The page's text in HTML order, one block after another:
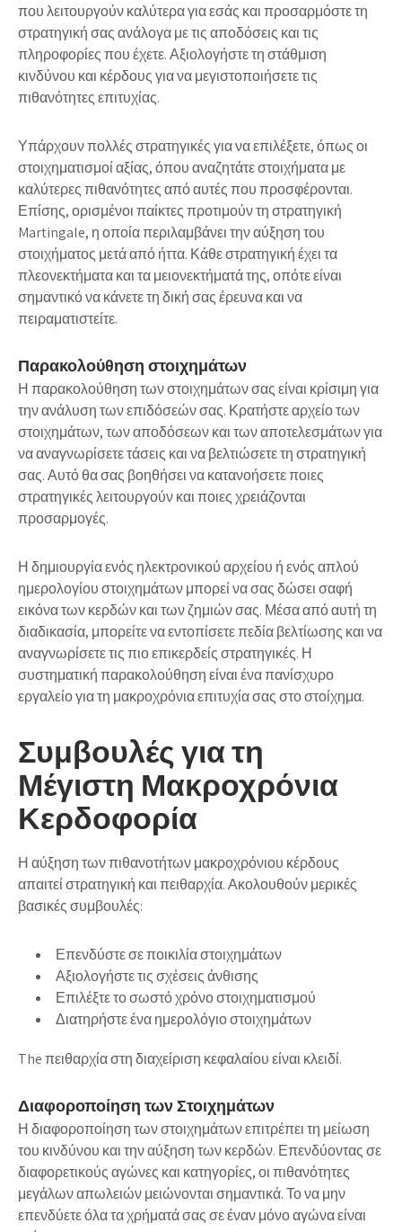
που λειτουργούν καλύτερα για εσάς και προσαρμόστε τη
στρατηγική σας ανάλογα με τις αποδόσεις και τις
πληροφορίες που έχετε. Αξιολογήστε τη στάθμιση
κινδύνου και κέρδους για να μεγιστοποιήσετε τις
πιθανότητες επιτυχίας.
Υπάρχουν πολλές στρατηγικές για να επιλέξετε, όπως οι
στοιχηματισμοί αξίας, όπου αναζητάτε στοιχήματα με
καλύτερες πιθανότητες από αυτές που προσφέρονται.
Επίσης, ορισμένοι παίκτες προτιμούν τηστρατηγική
Martingale, η οποία περιλαμβάνει την αύξηση του
στοιχήματος μετά από ήττα. Κάθε στρατηγική έχει τα
πλεονεκτήματα και τα μειονεκτήματά της, οπότε είναι
σημαντικό να κάνετε τη δική σας έρευνα και να
πειραματιστείτε.
Παρακολούθηση στοιχημάτων
Η παρακολούθηση των στοιχημάτων σας είναι κρίσιμη για
την ανάλυση των επιδόσεών σας. Κρατήστε αρχείο των
στοιχημάτων, των αποδόσεων και των αποτελεσμάτων για
να αναγνωρίσετε τάσεις και να βελτιώσετε τη στρατηγική
σας. Αυτό θα σας βοηθήσει να κατανοήσετε ποιες
στρατηγικές λειτουργούν και ποιες χρειάζονται
προσαρμογές.
Η δημιουργία ενός ηλεκτρονικού αρχείου ή ενός απλού
ημερολογίου στοιχημάτων μπορεί να σας δώσει σαφή
εικόνα των κερδών και των ζημιών σας. Μέσα από αυτή τη
διαδικασία, μπορείτε να εντοπίσετε πεδία βελτίωσης και να
αναγνωρίσετε τις πιο επικερδείς στρατηγικές. Η
συστηματική παρακολούθηση είναι ένα πανίσχυρο
εργαλείο για τη μακροχρόνια επιτυχία σας στο στοίχημα.
Συμβουλές για τη
Μέγιστη Μακροχρόνια
Κερδοφορία
Η αύξηση των πιθανοτήτων μακροχρόνιου κέρδους
απαιτεί στρατηγική και πειθαρχία. Ακολουθούν μερικές
βασικές συμβουλές:
Επενδύστε σεποικιλία στοιχημάτων
Αξιολογήστε τιςσχέσεις άνθισης
Επιλέξτε το σωστόχρόνο στοιχηματισμού
Διατηρήστε έναημερολόγιο στοιχημάτων
The πειθαρχία στη διαχείριση κεφαλαίου είναι κλειδί.
Διαφοροποίηση των Στοιχημάτων
Η διαφοροποίηση των στοιχημάτων επιτρέπει τη μείωση
του κινδύνου και την αύξηση των κερδών. Επενδύοντας σε
διαφορετικούς αγώνες και κατηγορίες, οι πιθανότητες
μεγάλων απωλειών μειώνονται σημαντικά. Το να μην
επενδύετε όλα τα χρήματά σας σε έναν μόνο αγώνα είναι